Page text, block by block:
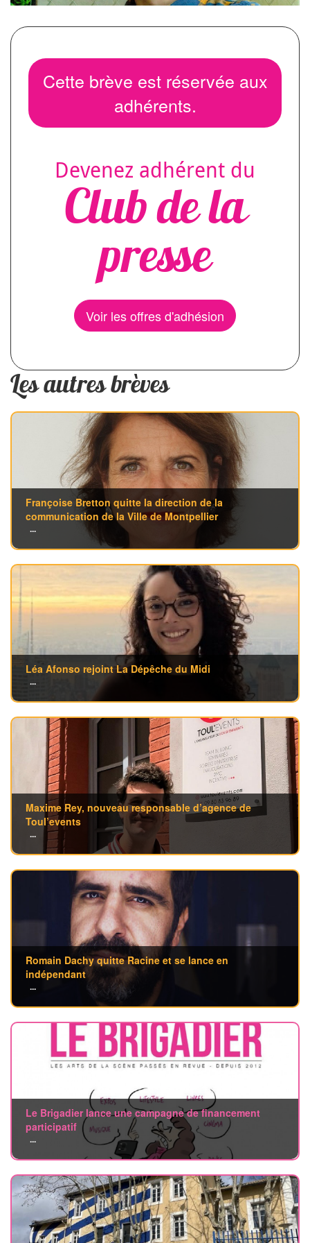
Cette brève est réservée aux
adhérents.
Devenez adhérent du
Club de la
presse
Voir les offres d'adhésion
Les autres brèves
Françoise Bretton quitte la direction de la
communication de la Ville de Montpellier
...
Léa Afonso rejoint La Dépêche du Midi
...
Maxime Rey, nouveau responsable d’agence de
Toul’events
...
Romain Dachy quitte Racine et se lance en
indépendant
...
Le Brigadier lance une campagne de financement
participatif
...